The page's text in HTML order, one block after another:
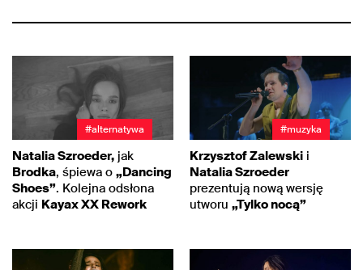
#alternatywa
Natalia Szroeder, jak
Brodka, śpiewa o „Dancing
Shoes”. Kolejna odsłona
akcji Kayax XX Rework
#muzyka
Krzysztof Zalewski i
Natalia Szroeder
prezentują nową wersję
utworu „Tylko nocą”